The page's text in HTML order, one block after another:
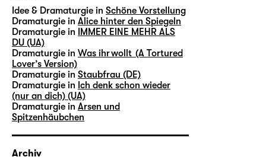
Idee & Dramaturgie in Schöne Vorstellung
Dramaturgie in Alice hinter den Spiegeln
Dramaturgie in
IMMER EINE MEHR ALS
DU (UA)
Dramaturgie in Was ihr wollt (A Tortured
Lover’s Version)
Dramaturgie in Staubfrau (DE)
Dramaturgie in Ich denk schon wieder
(nur an dich) (UA)
Dramaturgie in Arsen und
Spitzenhäubchen
Archiv